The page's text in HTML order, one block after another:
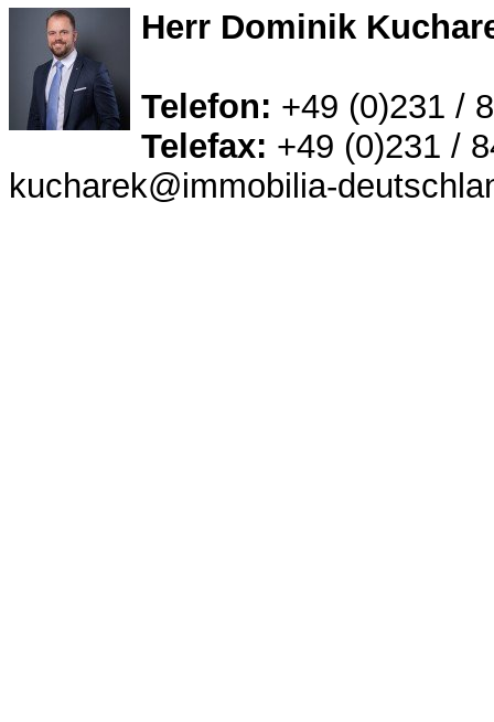
Herr Dominik
Telefon: +49 (0)231 /
Telefax: +49 (0)231 /
kucharek@immobilia-